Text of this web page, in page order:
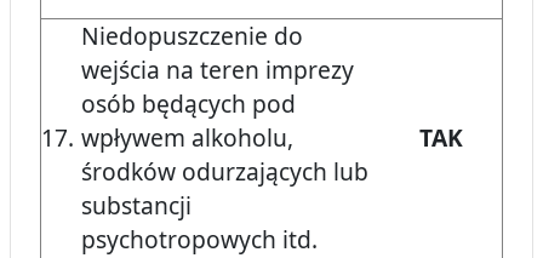
17.
Niedopuszczenie do
wejścia na teren imprezy
osób będących pod
wpływem alkoholu,
środków odurzających lub
substancji
psychotropowych itd.
TAK